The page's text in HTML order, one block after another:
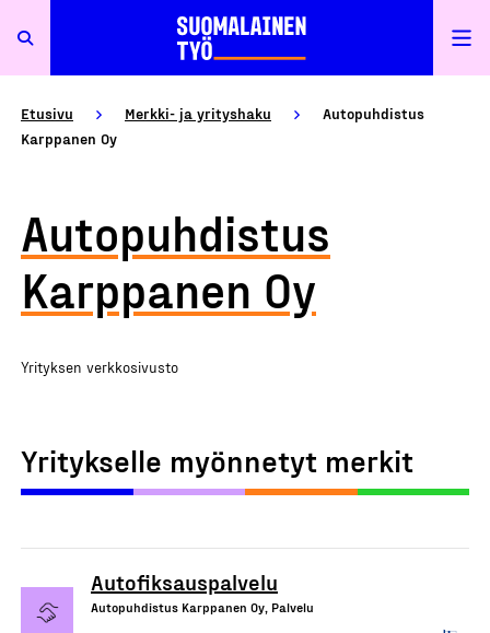
Etusivu Merkki- ja yrityshaku
Autopuhdistus
Karppanen Oy
Autopuhdistus
Karppanen Oy
Yrityksen verkkosivusto
Yritykselle myönnetyt merkit
Autofiksauspalvelu
Autopuhdistus Karppanen Oy, Palvelu